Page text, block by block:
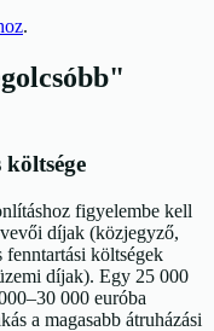
.
figyelembe kell
díjak (közjegyző,
fenntartási költségek
díjak). Egy 25 000
000 euróba
a magasabb átruházási